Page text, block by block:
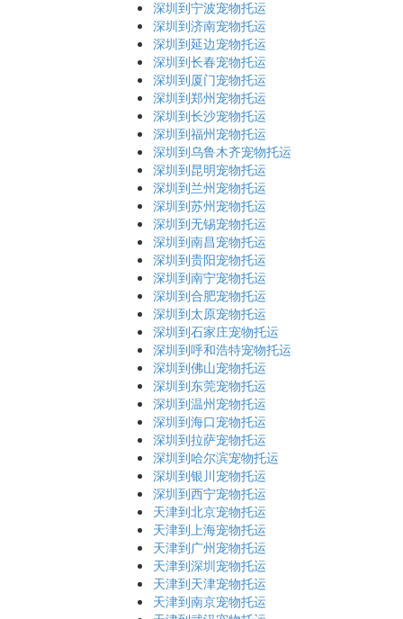
深圳到宁波宠物托运
深圳到济南宠物托运
深圳到延边宠物托运
深圳到长春宠物托运
深圳到厦门宠物托运
深圳到郑州宠物托运
深圳到长沙宠物托运
深圳到福州宠物托运
深圳到乌鲁木齐宠物托运
深圳到昆明宠物托运
深圳到兰州宠物托运
深圳到苏州宠物托运
深圳到无锡宠物托运
深圳到南昌宠物托运
深圳到贵阳宠物托运
深圳到南宁宠物托运
深圳到合肥宠物托运
深圳到太原宠物托运
深圳到石家庄宠物托运
深圳到呼和浩特宠物托运
深圳到佛山宠物托运
深圳到东莞宠物托运
深圳到温州宠物托运
深圳到海口宠物托运
深圳到拉萨宠物托运
深圳到哈尔滨宠物托运
深圳到银川宠物托运
深圳到西宁宠物托运
天津到北京宠物托运
天津到上海宠物托运
天津到广州宠物托运
天津到深圳宠物托运
天津到天津宠物托运
天津到南京宠物托运